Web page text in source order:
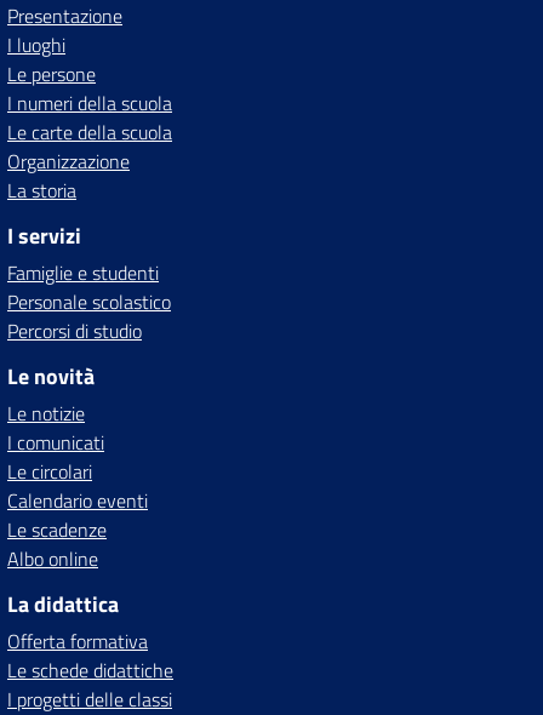
Presentazione
I luoghi
Le persone
I numeri della scuola
Le carte della scuola
Organizzazione
La storia
I servizi
Famiglie e studenti
Personale scolastico
Percorsi di studio
Le novità
Le notizie
I comunicati
Le circolari
Calendario eventi
Le scadenze
Albo online
La didattica
Offerta formativa
Le schede didattiche
I progetti delle classi